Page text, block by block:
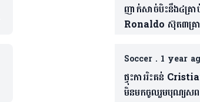
ញាក់សាច់បិះនឹង៤គ្រា
Ronaldo ស៊ុត៣គ្រ
Soccer. 1 year
ផ្ទុះការរិះគន់
មិនមកចូលរួមបុណ្យស